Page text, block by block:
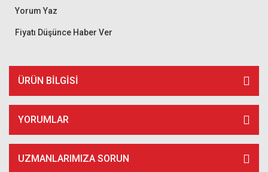
Yorum Yaz
Fiyatı Düşünce Haber Ver
ÜRÜN BILGISI
YORUMLAR
UZMANLARIMIZA SORUN